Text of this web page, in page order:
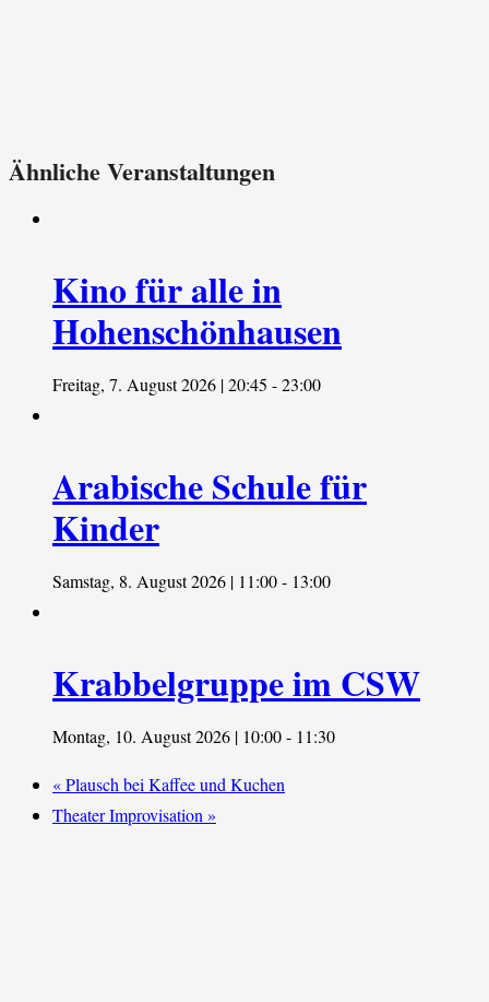
Ähnliche Veranstaltungen
Kino für alle in
Hohenschönhausen
Freitag, 7. August 2026 | 20:45 -23:00
Arabische Schule für
Kinder
Samstag, 8. August 2026 | 11:00- 13:00
Krabbelgruppe im CSW
Montag, 10. August 2026 | 10:00- 11:30
«Plausch bei Kaffee und Kuchen
Theater Improvisation »